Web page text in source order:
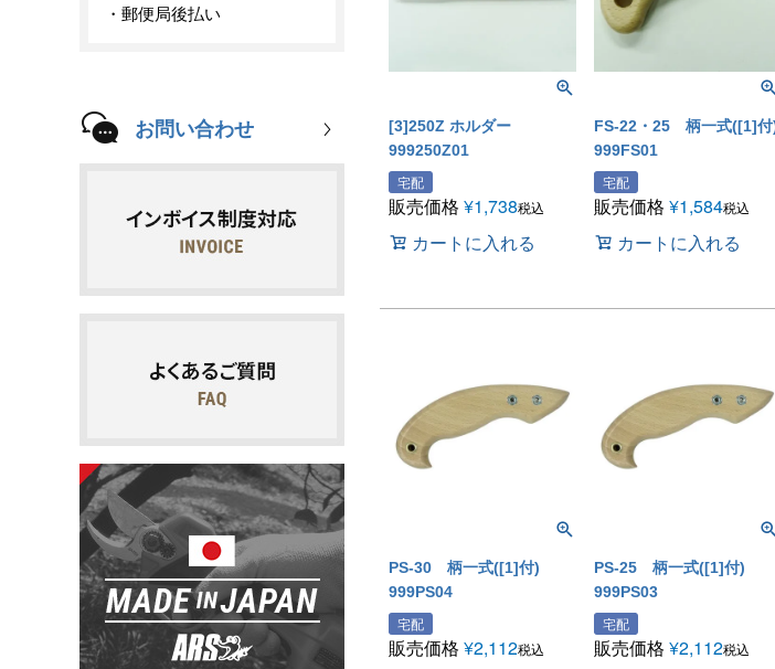
郵便局後払い
お問い合わせ
[3]250Z ホルダー
999250Z01
宅配
販売価格 ¥1,738税込
カートに入れる
FS-22・25 柄一式([1]付
999FS01
宅配
販売価格 ¥1,584税込
カートに入れる
PS-30 柄一式([1]付)
999PS04
宅配
販売価格 ¥2,112税込
PS-25 柄一式([1]付)
999PS03
宅配
販売価格 ¥2,112税込